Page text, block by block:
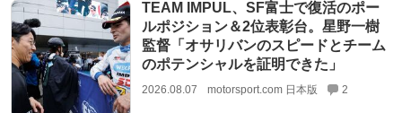
TEAM IMPUL、SF富士で復活のポー
ルポジション＆2位表彰台。星野一樹
監督「オサリバンのスピードとチーム
のポテンシャルを証明できた」
2026.08.07 motorsport.com 日本版 2